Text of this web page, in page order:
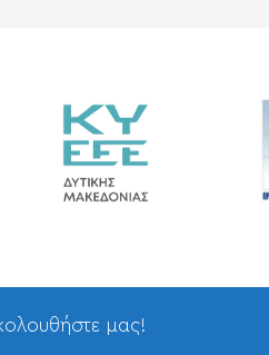
μας!